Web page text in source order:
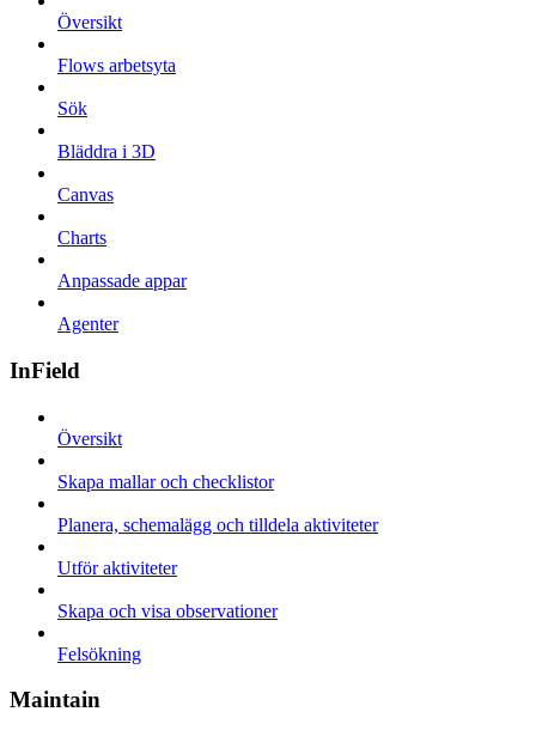
Översikt
Flows arbetsyta
Sök
Bläddra i 3D
Canvas
Charts
Anpassade appar
Agenter
InField
Översikt
Skapa mallar och checklistor
Planera, schemalägg och tilldela aktiviteter
Utför aktiviteter
Skapa och visa observationer
Felsökning
Maintain